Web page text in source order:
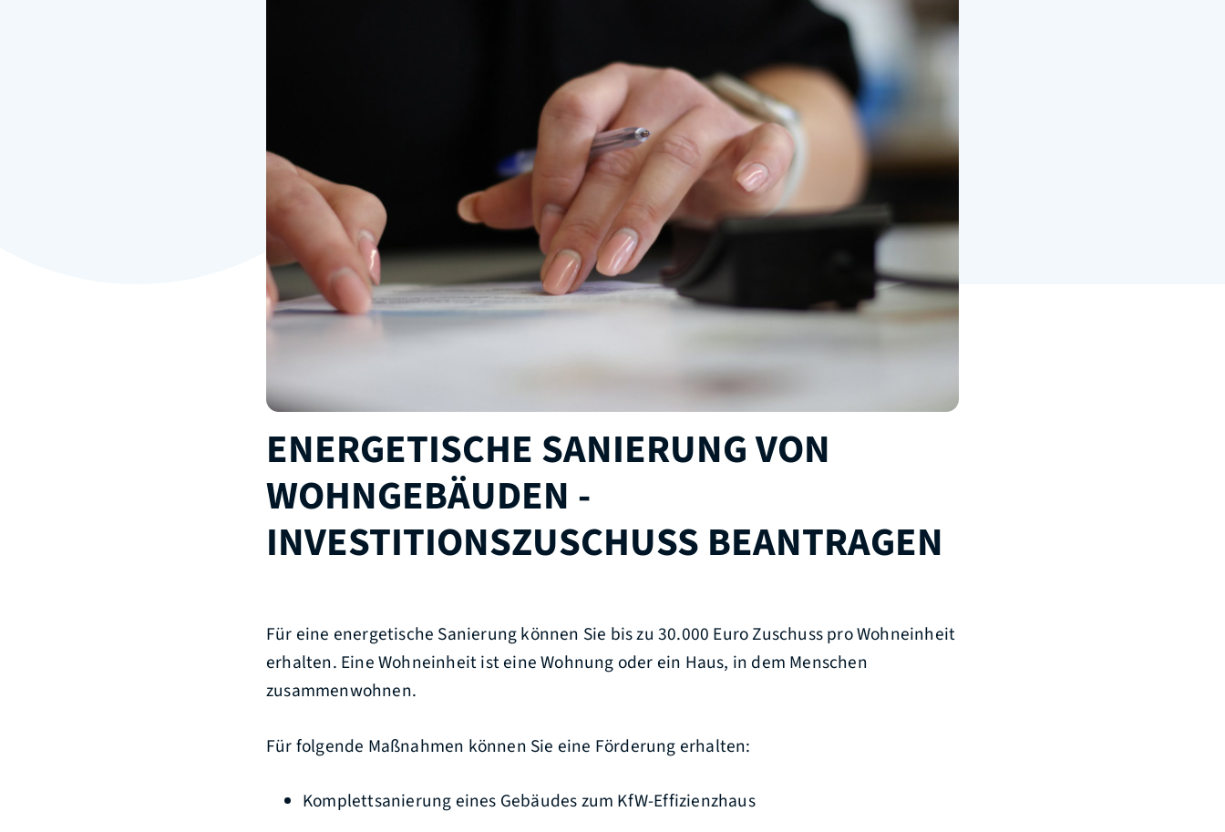
ENERGETISCHE SANIERUNG VON
WOHNGEBÄUDEN -
INVESTITIONSZUSCHUSS BEANTRAGEN
Für eine energetische Sanierung können Sie bis zu 30.000 Euro Zuschuss pro Wohneinheit
erhalten. Eine Wohneinheit ist eine Wohnung oder ein Haus, in dem Menschen
zusammenwohnen.
Für folgende Maßnahmen können Sie eine Förderung erhalten:
Komplettsanierung eines Gebäudes zum KfW-Effizienzhaus